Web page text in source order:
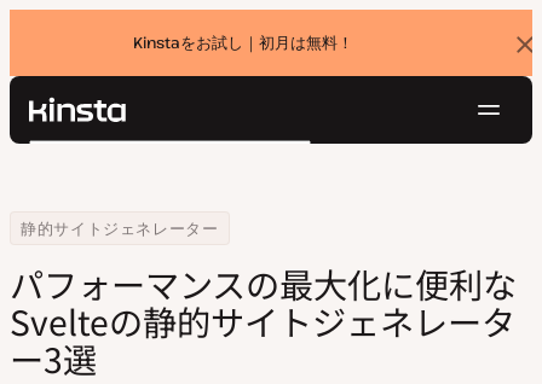
Kinstaをお試し｜初月は無料！
バ
ナ
Kinsta®
ョ
ン
価格設定
お問い合わせ
検
Home
リソースセンター
静的サイトジェネレーター
パフォーマンスの最大化に便利なSvelteの静的サイトジェネレーター3
パフォーマンスの最大化に便利な
Svelteの静的サイトジェネレータ
ー3選